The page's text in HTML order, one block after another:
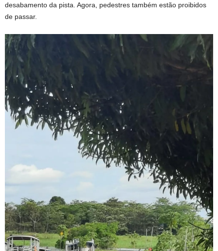
desabamento da pista. Agora, pedestres também estão proibidos
de passar.